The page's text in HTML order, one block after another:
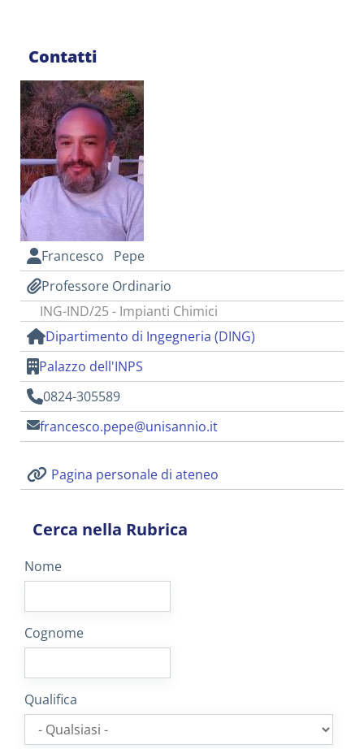
Contatti
Francesco Pepe
Professore Ordinario
ING-IND/25 - Impianti Chimici
Dipartimento di Ingegneria (DING)
Palazzo dell'INPS
0824-305589
francesco.pepe@unisannio.it
Pagina personale di ateneo
Cerca nella Rubrica
Nome
Cognome
Qualifica